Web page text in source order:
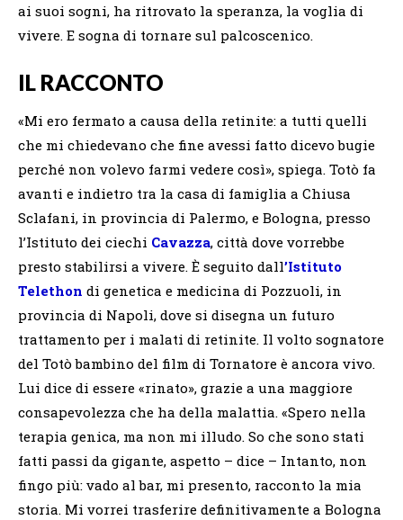
ai suoi sogni, ha ritrovato la speranza, la voglia di
vivere. E sogna di tornare sul palcoscenico.
IL RACCONTO
«Mi ero fermato a causa della retinite: a tutti quelli
che mi chiedevano che fine avessi fatto dicevo bugie
perché non volevo farmi vedere così», spiega. Totò fa
avanti e indietro tra la casa di famiglia a Chiusa
Sclafani, in provincia di Palermo, e Bologna, presso
l’Istituto dei ciechi Cavazza, città dove vorrebbe
presto stabilirsi a vivere. È seguito dall’Istituto
Telethon di genetica e medicina di Pozzuoli, in
provincia di Napoli, dove si disegna un futuro
trattamento per i malati di retinite. Il volto sognatore
del Totò bambino del film di Tornatore è ancora vivo.
Lui dice di essere «rinato», grazie a una maggiore
consapevolezza che ha della malattia. «Spero nella
terapia genica, ma non mi illudo. So che sono stati
fatti passi da gigante, aspetto – dice – Intanto, non
fingo più: vado al bar, mi presento, racconto la mia
storia. Mi vorrei trasferire definitivamente a Bologna